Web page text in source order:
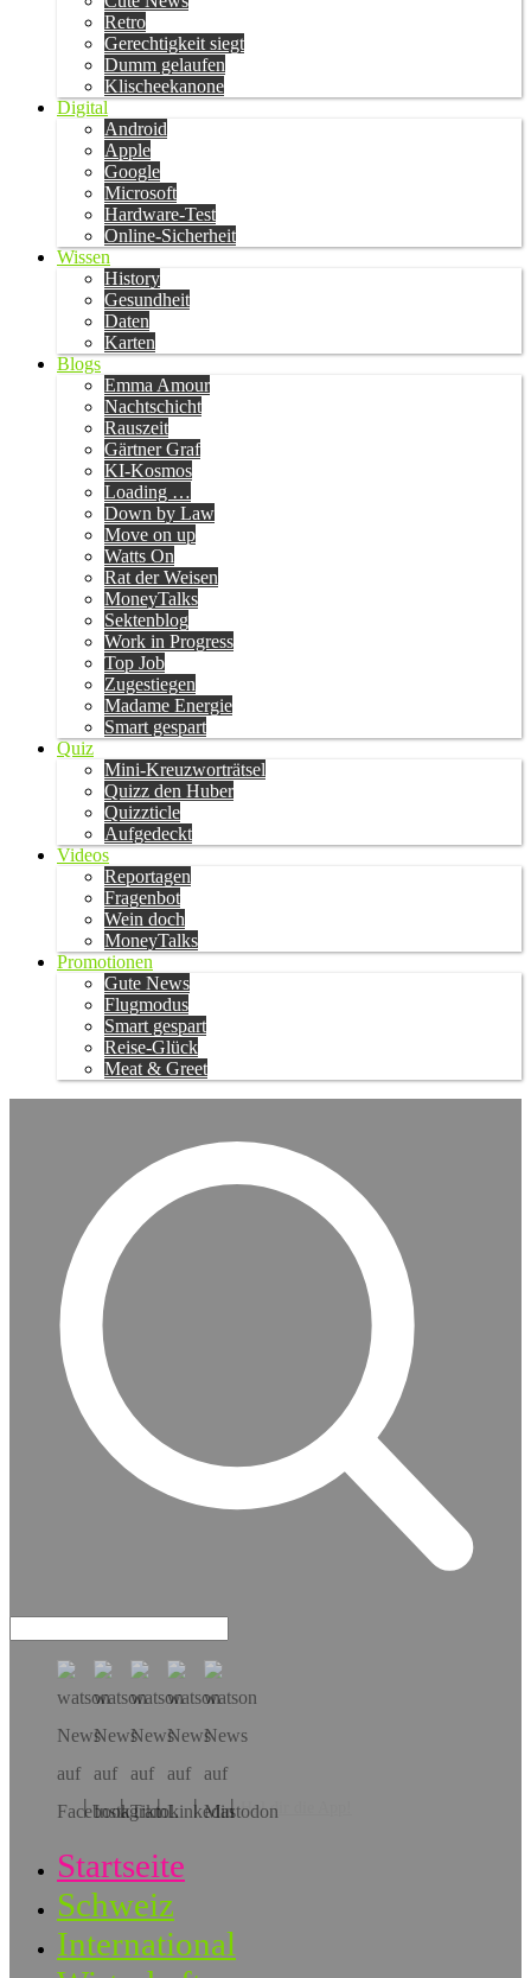
Retro
Gerechtigkeit siegt
Dumm gelaufen
Klischeekanone
Digital
Android
Apple
Google
Microsoft
Hardware-Test
Online-Sicherheit
Wissen
History
Gesundheit
Daten
Karten
Blogs
Emma Amour
Nachtschicht
Rauszeit
Gärtner Graf
KI-Kosmos
Loading …
Down by Law
Move on up
Watts On
Rat der Weisen
MoneyTalks
Sektenblog
Work in Progress
Top Job
Zugestiegen
Madame Energie
Smart gespart
Quiz
Mini-Kreuzworträtsel
Quizz den Huber
Quizzticle
Aufgedeckt
Videos
Reportagen
Fragenbot
Wein doch
MoneyTalks
Promotionen
Gute News
Flugmodus
Smart gespart
Reise-Glück
Meat & Greet
Hol dir die App!
Startseite
Schweiz
International